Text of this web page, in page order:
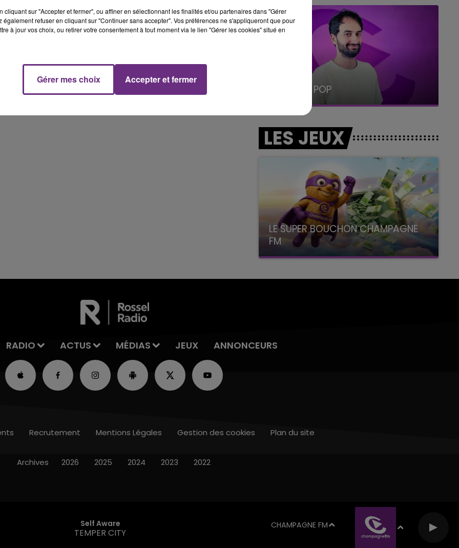
19h00 - 19h15
LA POP MACHINE - CHAMPAGNE FM LA RADIO POP
LES JEUX
LE SUPER BOUCHON CHAMPAGNE
FM
avec La Famille Champagne FM, à 8H10
RADIO ACTUS MÉDIAS JEUX ANNONCEURS
Self Aware
TEMPER CITY
CHAMPAGNE FM
Recrutement Mentions Légales Gestion des cookies Plan du site
Archives 2026 2025 2024 2023 2022
cliquant sur "Accepter et fermer", ou affiner en sélectionnant les finalités et/ou partenaires dans "Gérer
également refuser en cliquant sur "Continuer sans accepter". Vos préférences ne s'appliqueront que pour
à jour vos choix, ou retirer votre consentement à tout moment via le lien "Gérer les cookies" situé en
Gérer mes choix Accepter et fermer